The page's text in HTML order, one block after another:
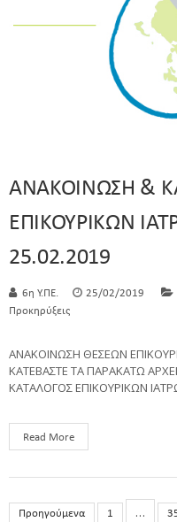
ΑΝΑΚΟΙΝΩΣΗ &
ΕΠΙΚΟΥΡΙΚΩΝ
25.02.2019
6η Υ.ΠΕ. 25/02/2019
Προκηρύξεις
ΑΝΑΚΟΙΝΩΣΗ ΘΕΣΕΩΝ
ΚΑΤΕΒΑΣΤΕ ΤΑ ΠΑΡΑΚΑΤΩ
ΚΑΤΑΛΟΓΟΣ ΕΠΙΚΟΥΡΙΚΩΝ
Read More
Προηγούμενα 1 …